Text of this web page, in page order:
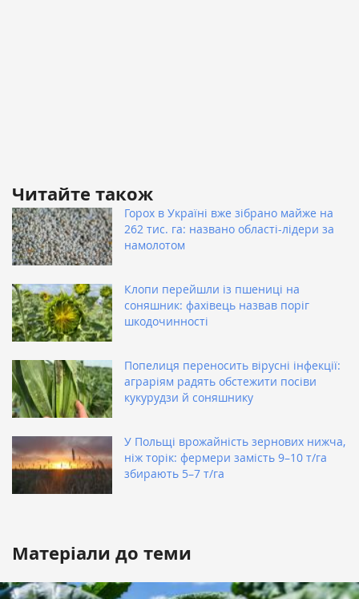
Читайте також
Горох в Україні вже зібрано майже на
262 тис. га: названо області-лідери за
намолотом
Клопи перейшли із пшениці на
соняшник: фахівець назвав поріг
шкодочинності
Попелиця переносить вірусні інфекції:
аграріям радять обстежити посіви
кукурудзи й соняшнику
У Польщі врожайність зернових нижча,
ніж торік: фермери замість 9–10 т/га
збирають 5–7 т/га
Матеріали до теми